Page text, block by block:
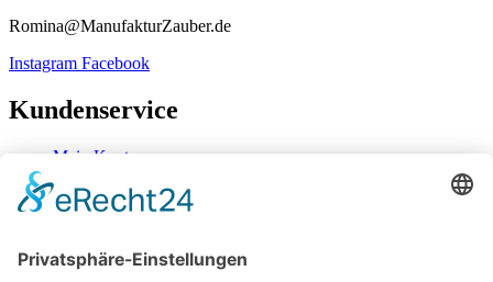
Romina@ManufakturZauber.de
Instagram Facebook
Kundenservice
Mein Konto
Zahlung & Versand
Widerrufsbelehrung
Mein Konto
Kontakt